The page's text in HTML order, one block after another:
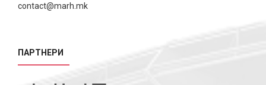
contact@marh.mk
ПАРТНЕРИ